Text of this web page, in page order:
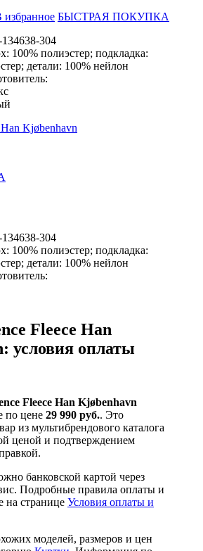
избранное БЫСТРАЯ ПОКУПКА
304
100% полиэстер; подкладка:
детали: 100% нейлон
Kjøbenhavn
304
100% полиэстер; подкладка:
детали: 100% нейлон
Fleece Han
условия оплаты
Fleece Han Kjøbenhavn
по цене 29 990 руб.. Это
из мультибрендового каталога
ценой и подтверждением
банковской картой через
Подробные правила оплаты и
на странице Условия оплаты и
моделей, размеров и цен